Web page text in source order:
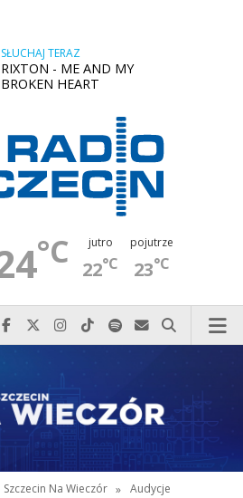
SŁUCHAJ TERAZ
RIXTON - ME AND MY
BROKEN HEART
°C jutro
22°C
pojutrze
23°C
Najlepiej po prostu do nas zadzwoń
Odwiedź nas na Facebook-u
Odwiedź nas na X
Odwiedź nas na Instagram-ie
Odwiedź nas na TikTok-u
Szukaj nas na Spotify
Wyślij do nas
Szukaj
Szczecin Na Wieczór » Audycje